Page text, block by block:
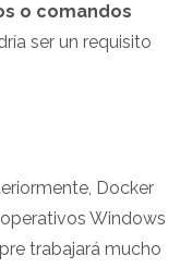
o comandos
ser un requisito
Docker
Windows
trabajará mucho